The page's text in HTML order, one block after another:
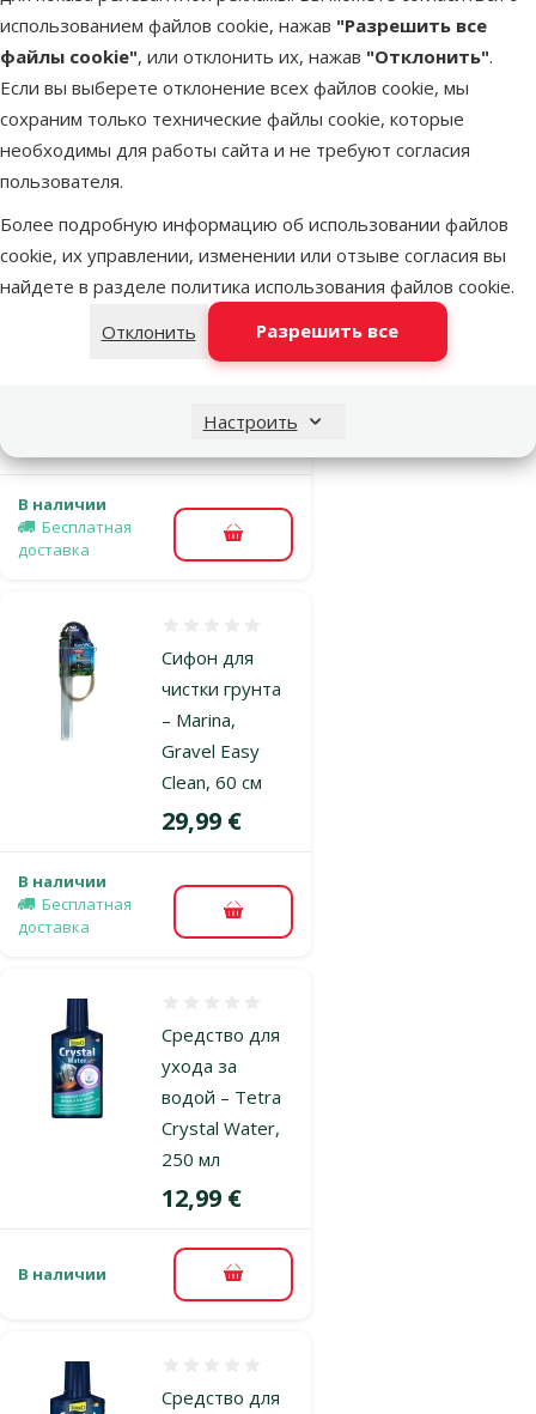
использованием файлов cookie, нажав "Разрешить все
файлы cookie", или отклонить их, нажав "Отклонить".
Если вы выберете отклонение всех файлов cookie, мы
сохраним только технические файлы cookie, которые
необходимы для работы сайта и не требуют согласия
пользователя.
Более подробную информацию об использовании файлов
cookie, их управлении, изменении или отзыве согласия вы
найдете в разделе политика использования файлов cookie.
Отклонить
Разрешить все
Настроить
Clean, 25 см
Цена
19,99 €
В наличии
Бесплатная
В корзину
Сифон для
чистки грунта
– Marina,
Gravel Easy
Оценка 0%
Цена
В наличии
Бесплатная
доставка
В корзину
Сифон для
чистки грунта
– Marina,
Gravel Easy
Clean, 60 см
Цена
29,99 €
В наличии
Бесплатная
доставка
В корзину
Средство для
ухода за
водой – Tetra
Crystal Water,
250 мл
Цена
12,99 €
В наличии В корзину
Средство для